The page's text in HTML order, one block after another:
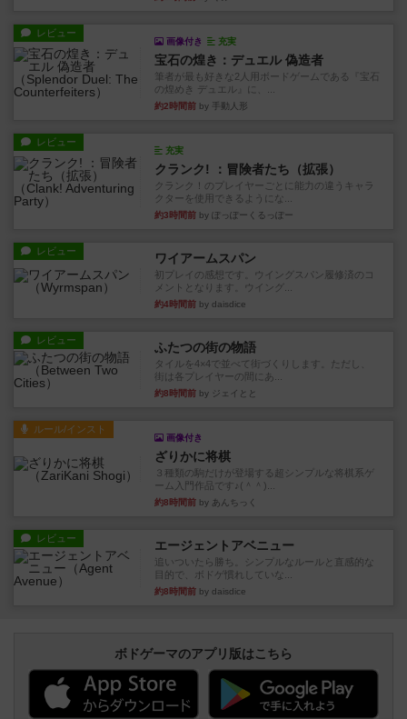
レビュー
画像付き 充実
宝石の煌き：デュエル 偽造者
筆者が最も好きな2人用ボードゲームである『宝石
の煌めき デュエル』に、...
約2時間前 by 手動人形
レビュー
充実
クランク! ：冒険者たち（拡張）
クランク！のプレイヤーごとに能力の違うキャラ
クターを使用できるようにな...
約3時間前 by ぽっぽーくるっぽー
レビュー ワイアームスパン
初プレイの感想です。ウイングスパン履修済のコ
メントとなります。ウイング...
約4時間前 by daisdice
レビュー ふたつの街の物語
タイルを4×4で並べて街づくりします。ただし、
街は各プレイヤーの間にあ...
約8時間前 by ジェイとと
ルール/インスト
画像付き
ざりかに将棋
３種類の駒だけが登場する超シンプルな将棋系ゲ
ーム入門作品です♪(＾＾)...
約8時間前 by あんちっく
レビュー エージェントアベニュー
追いついたら勝ち。シンプルなルールと直感的な
目的で、ボドゲ慣れしていな...
約8時間前 by daisdice
ボドゲーマのアプリ版はこちら